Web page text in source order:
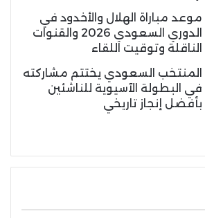
موعد مباراة الهلال والأخدود في
الدوري السعودي 2026 والقنوات
الناقلة وتوقيت اللقاء
المنتخب السعودي يختتم مشاركته
في البطولة الآسيوية للناشئين
بأفضل إنجاز تاريخي